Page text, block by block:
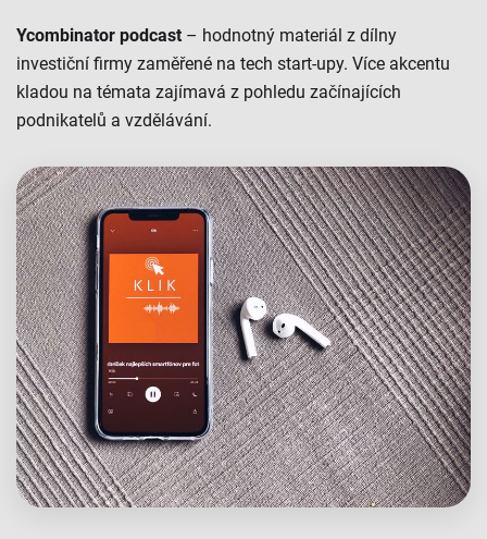
Ycombinator podcast – hodnotný materiál z dílny
investiční firmy zaměřené na tech start-upy. Více akcentu
kladou na témata zajímavá z pohledu začínajících
podnikatelů a vzdělávání.